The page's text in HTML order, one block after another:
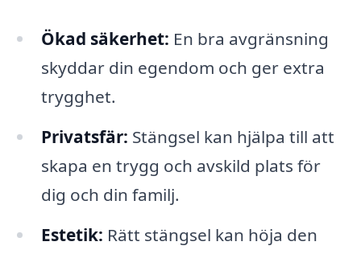
Ökad säkerhet: En bra avgränsning
skyddar din egendom och ger extra
trygghet.
Privatsfär: Stängsel kan hjälpa till att
skapa en trygg och avskild plats för
dig och din familj.
Estetik: Rätt stängsel kan höja den